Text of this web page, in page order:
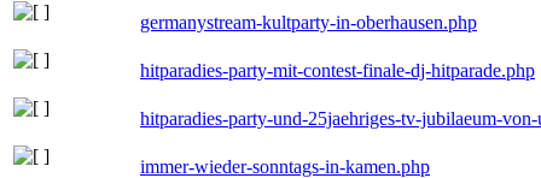
germanystream-kultparty-in-oberhausen.php
hitparadies-party-mit-contest-finale-dj-hitparade.php
hitparadies-party-und-25jaehriges-tv-jubilaeum-
immer-wieder-sonntags-in-kamen.php